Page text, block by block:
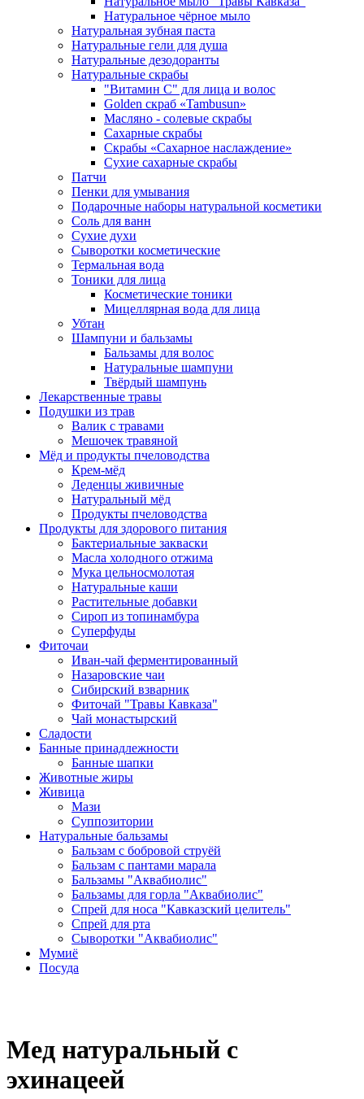
Натуральное чёрное мыло
Натуральная зубная паста
Натуральные гели для душа
Натуральные дезодоранты
Натуральные скрабы
"Витамин С" для лица и волос
Golden скраб «Tambusun»
Масляно - солевые скрабы
Сахарные скрабы
Скрабы «Сахарное наслаждение»
Сухие сахарные скрабы
Патчи
Пенки для умывания
Подарочные наборы натуральной косметики
Соль для ванн
Сухие духи
Сыворотки косметические
Термальная вода
Тоники для лица
Косметические тоники
Мицеллярная вода для лица
Убтан
Шампуни и бальзамы
Бальзамы для волос
Натуральные шампуни
Твёрдый шампунь
Лекарственные травы
Подушки из трав
Валик с травами
Мешочек травяной
Мёд и продукты пчеловодства
Крем-мёд
Леденцы живичные
Натуральный мёд
Продукты пчеловодства
Продукты для здорового питания
Бактериальные закваски
Масла холодного отжима
Мука цельносмолотая
Натуральные каши
Растительные добавки
Сироп из топинамбура
Суперфуды
Фиточаи
Иван-чай ферментированный
Назаровские чаи
Сибирский взварник
Фиточай "Травы Кавказа"
Чай монастырский
Сладости
Банные принадлежности
Банные шапки
Животные жиры
Живица
Мази
Суппозитории
Натуральные бальзамы
Бальзам с бобровой струёй
Бальзам с пантами марала
Бальзамы "Аквабиолис"
Бальзамы для горла "Аквабиолис"
Спрей для носа "Кавказский целитель"
Спрей для рта
Сыворотки "Аквабиолис"
Мумиё
Посуда
Мед натуральный с
эхинацеей